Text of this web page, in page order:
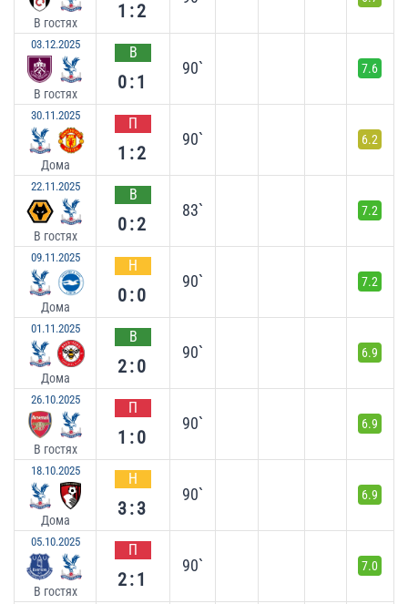
В гостях
1:2
03.12.2025
В гостях
В
0:1
90` 7.6
30.11.2025
Дома
П
1:2
90` 6.2
22.11.2025
В гостях
В
0:2
83` 7.2
09.11.2025
Дома
Н
0:0
90` 7.2
01.11.2025
Дома
В
2:0
90` 6.9
26.10.2025
В гостях
П
1:0
90` 6.9
18.10.2025
Дома
Н
3:3
90` 6.9
05.10.2025
В гостях
П
2:1
90` 7.0